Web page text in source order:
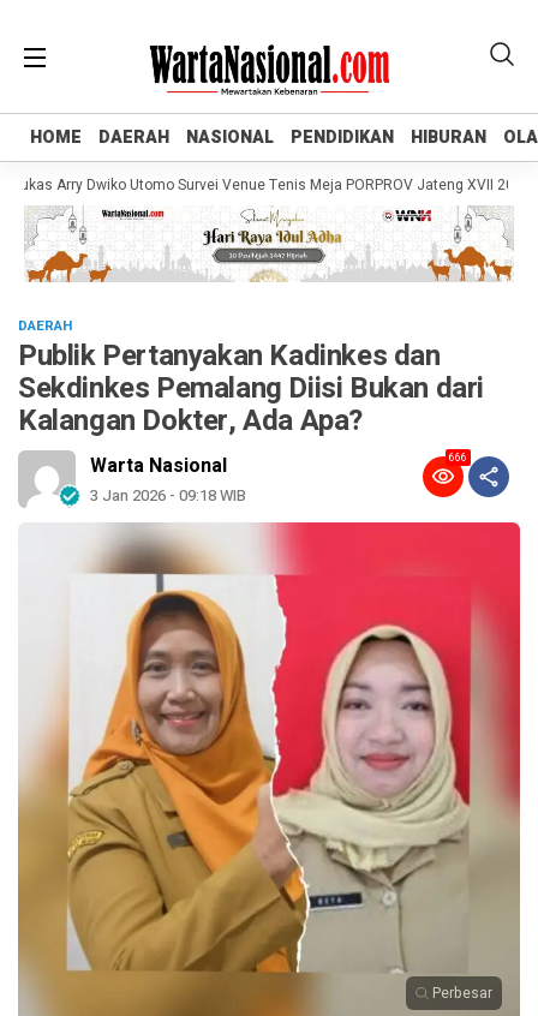
HOME DAERAH NASIONAL PENDIDIKAN HIBURAN
HOME DAERAH NASIONAL PENDIDIKAN HIBURAN
Arry Dwiko Utomo Survei Venue Tenis Meja PORPROV Jateng XVII 2026,
DAERAH
Publik Pertanyakan Kadinkes dan
Sekdinkes Pemalang Diisi Bukan dari
Kalangan Dokter, Ada Apa?
Warta Nasional
3 Jan 2026 - 09:18 WIB
666
Perbesar